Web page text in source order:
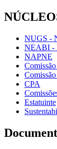
NUGS -
NEABI -
NAPNE
CPA
Estatuinte